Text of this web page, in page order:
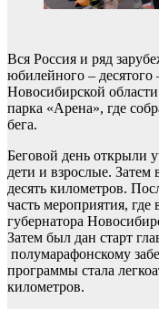
Вся Россия и ряд
юбилейного –
Новосибирской
парка «Арена», где
бега.
Беговой день открыли
дети и взрослые.
десять километров.
часть мероприятия, где
губернатора
Затем был дан старт
полумарафонскому
программы стала
километров.